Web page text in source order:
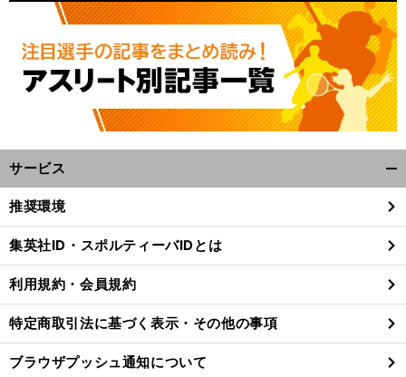
サービス
閉
る
推奨環境
集英社ID・スポルティーバIDとは
利用規約・会員規約
特定商取引法に基づく表示・その他の事項
ブラウザプッシュ通知について